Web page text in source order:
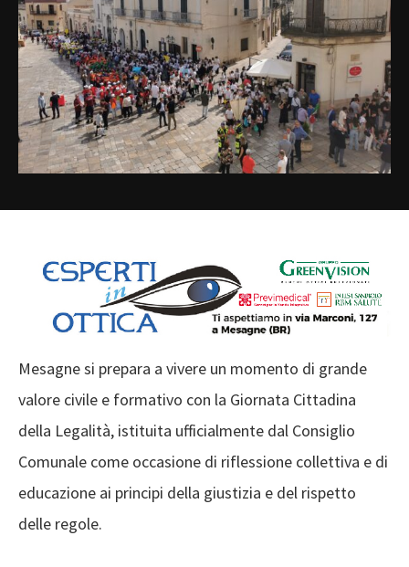
Mesagne si prepara a vivere un momento di grande
valore civile e formativo con la Giornata Cittadina
della Legalità, istituita ufficialmente dal Consiglio
Comunale come occasione di riflessione collettiva e di
educazione ai principi della giustizia e del rispetto
delle regole.